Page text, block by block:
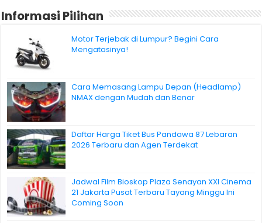
Informasi Pilihan
Motor Terjebak di Lumpur? Begini Cara
Mengatasinya!
Cara Memasang Lampu Depan (Headlamp)
NMAX dengan Mudah dan Benar
Daftar Harga Tiket Bus Pandawa 87 Lebaran
2026 Terbaru dan Agen Terdekat
Jadwal Film Bioskop Plaza Senayan XXI Cinema
21 Jakarta Pusat Terbaru Tayang Minggu Ini
Coming Soon